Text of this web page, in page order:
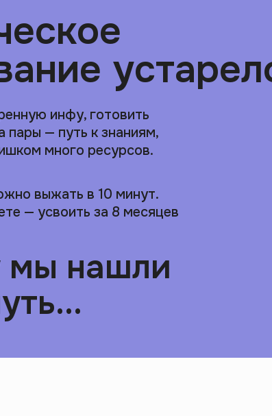
инфу, готовить
пары — путь к знаниям,
много ресурсов.
выжать в 10 минут.
— усвоить за 8 месяцев
мы нашли